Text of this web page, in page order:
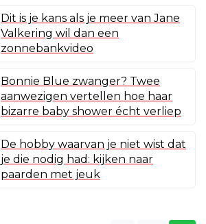
Dit is je kans als je meer van Jane
Valkering wil dan een
zonnebankvideo
Bonnie Blue zwanger? Twee
aanwezigen vertellen hoe haar
bizarre baby shower écht verliep
De hobby waarvan je niet wist dat
je die nodig had: kijken naar
paarden met jeuk